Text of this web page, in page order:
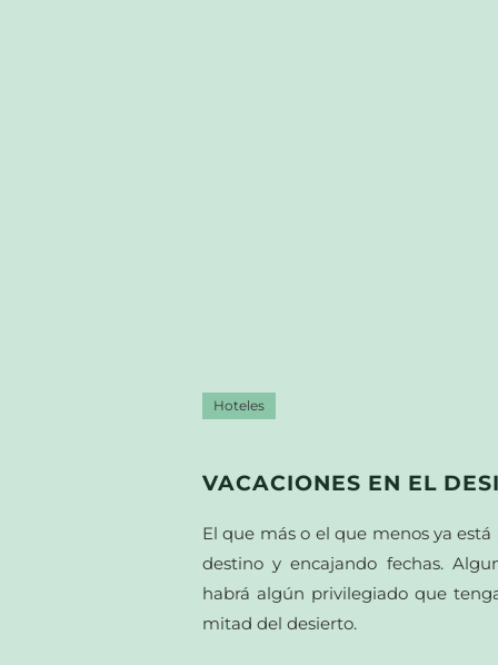
Hoteles
VACACIONES EN EL
El que más o el que menos ya
destino y encajando fechas.
habrá algún privilegiado que
mitad del desierto.